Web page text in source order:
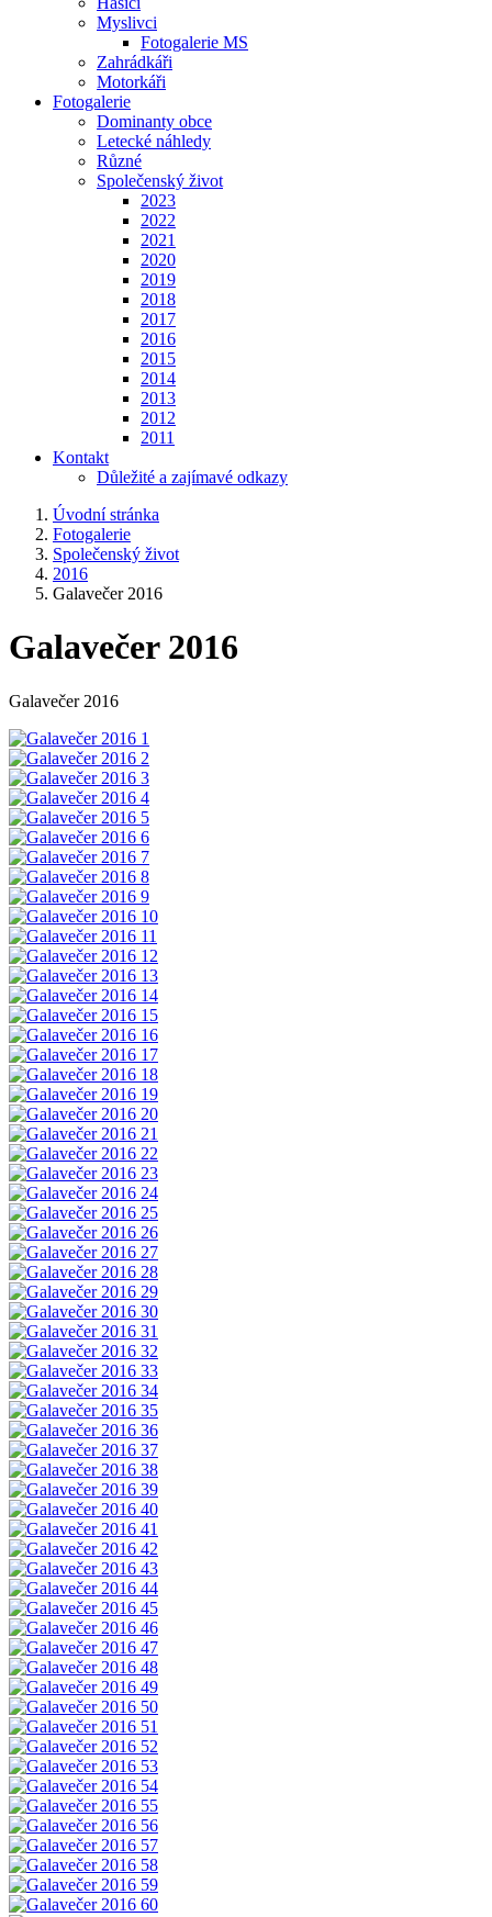
Myslivci
Fotogalerie MS
Zahrádkáři
Motorkáři
Fotogalerie
Dominanty obce
Letecké náhledy
Různé
Společenský život
2023
2022
2021
2020
2019
2018
2017
2016
2015
2014
2013
2012
2011
Kontakt
Důležité a zajímavé odkazy
Úvodní stránka
Fotogalerie
Společenský život
2016
Galavečer 2016
Galavečer 2016
Galavečer 2016